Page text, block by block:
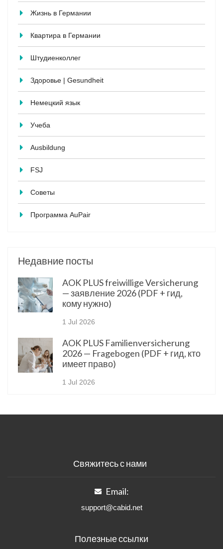
Жизнь в Германии
Квартира в Германии
Штудиенколлег
Здоровье | Gesundheit
Немецкий язык
Учеба
Ausbildung
FSJ
Советы
Программа AuPair
Недавние посты
AOK PLUS freiwillige Versicherung
— заявление 2026 (PDF + гид,
кому нужно)
1 Jul 2026
AOK PLUS Familienversicherung
2026 — Fragebogen (PDF + гид, кто
имеет право)
1 Jul 2026
Свяжитесь с нами
Email:
support@cabid.net
Полезные ссылки